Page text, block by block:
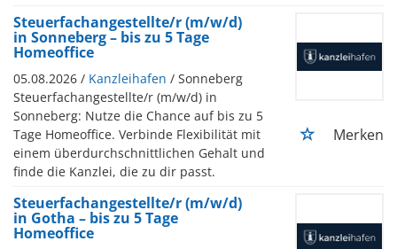
Steuerfachangestellte/r (m/w/d)
in Sonneberg – bis zu 5 Tage
Homeoffice
05.08.2026 / Kanzleihafen / Sonneberg
Steuerfachangestellte/r (m/w/d) in
Sonneberg: Nutze die Chance auf bis zu 5
Tage Homeoffice. Verbinde Flexibilität mit
einem überdurchschnittlichen Gehalt und
finde die Kanzlei, die zu dir passt.
Merken
Steuerfachangestellte/r (m/w/d)
in Gotha – bis zu 5 Tage
Homeoffice